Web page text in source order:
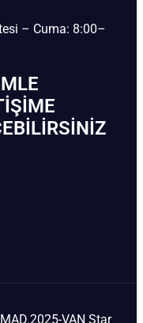
– Cuma: 8:00–
VAN Star